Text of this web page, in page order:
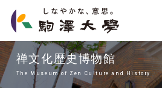
禅文化歴史博物館
The Museum of Zen Culture and History